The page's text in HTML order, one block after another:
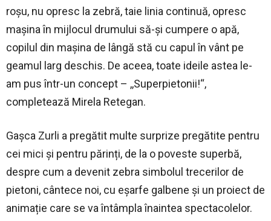
roșu, nu opresc la zebră, taie linia continuă, opresc
mașina în mijlocul drumului să-și cumpere o apă,
copilul din mașina de lângă stă cu capul în vânt pe
geamul larg deschis. De aceea, toate ideile astea le-
am pus într-un concept – ,,Superpietonii!“,
completează Mirela Retegan.
Gașca Zurli a pregătit multe surprize pregătite pentru
cei mici și pentru părinți, de la o poveste superbă,
despre cum a devenit zebra simbolul trecerilor de
pietoni, cântece noi, cu eșarfe galbene și un proiect de
animație care se va întâmpla înaintea spectacolelor.